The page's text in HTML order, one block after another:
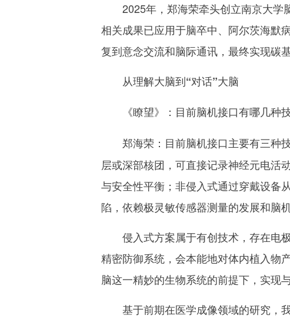
2025年，郑海荣牵头创立南京大学
相关成果已应用于脑卒中、阿尔茨海默
复到意念交流和脑际通讯，最终实现碳
从理解大脑到“对话”大脑
《瞭望》： 目前脑机接口有哪几种
郑海荣： 目前脑机接口主要有三种
层或深部核团，可直接记录神经元电活
与安全性平衡；非侵入式通过穿戴设备
陷，依赖极灵敏传感器测量的发展和脑
侵入式方案属于有创技术，存在电极
精密防御系统，会本能地对体内植入物
脑这一精妙的生物系统的前提下，实现
基于前期在医学成像领域的研究，我